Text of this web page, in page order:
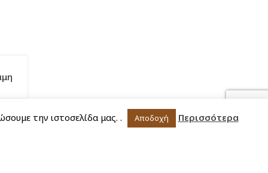
την ιστοσελίδα μας. . Αποδοχή Περισσότερα